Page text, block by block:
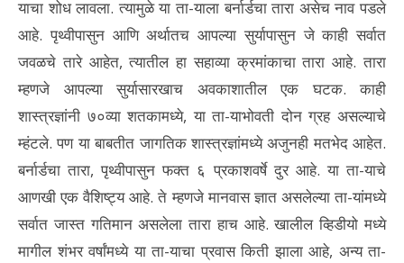
याचा शोध लावला. त्यामुळे या ता-याला बर्नार्डचा तारा असेच नाव पडले
आहे. पृथ्वीपासुन आणि अर्थातच आपल्या सुर्यापासुन जे काही सर्वात
जवळचे तारे आहेत, त्यातील हा सहाव्या क्रमांकाचा तारा आहे. तारा
म्हणजे आपल्या सुर्यासारखाच अवकाशातील एक घटक. काही
शास्त्रज्ञांनी ७०व्या शतकामध्ये, या ता-याभोवती दोन ग्रह असल्याचे
म्हंटले. पण या बाबतीत जागतिक शास्त्रज्ञांमध्ये अजुनही मतभेद आहेत.
बर्नार्डचा तारा, पृथ्वीपासुन फक्त ६ प्रकाशवर्षे दुर आहे. या ता-याचे
आणखी एक वैशिष्ट्य आहे. ते म्हणजे मानवास ज्ञात असलेल्या ता-यांमध्ये
सर्वात जास्त गतिमान असलेला तारा हाच आहे. खालील व्हिडीयो मध्ये
मागील शंभर वर्षांमध्ये या ता-याचा प्रवास किती झाला आहे, अन्य ता-